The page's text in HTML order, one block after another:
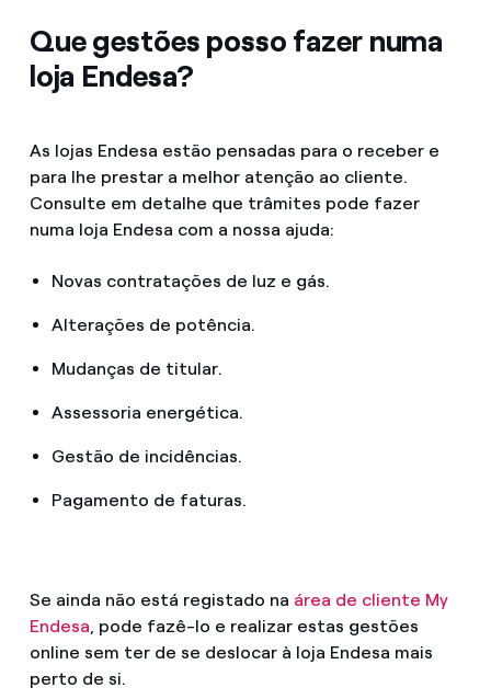
Que gestões posso fazer numa
loja Endesa?
As lojas Endesa estão pensadas para o receber e
para lhe prestar a melhor atenção ao cliente.
Consulte em detalhe que trâmites pode fazer
numa loja Endesa com a nossa ajuda:
Novas contratações de luz e gás.
Alterações de potência.
Mudanças de titular.
Assessoria energética.
Gestão de incidências.
Pagamento de faturas.
Se ainda não está registado na área de cliente My
Endesa, pode fazê-lo e realizar estas gestões
online sem ter de se deslocar à loja Endesa mais
perto de si.